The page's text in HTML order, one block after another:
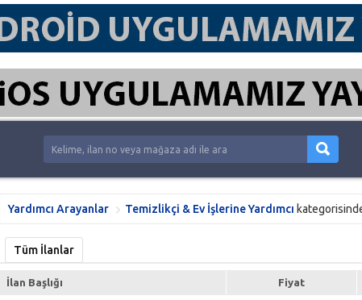
Yardımcı Arayanlar Temizlikçi & Ev İşlerine Yardımcı
Tüm İlanlar
İlan Başlığı Fiyat